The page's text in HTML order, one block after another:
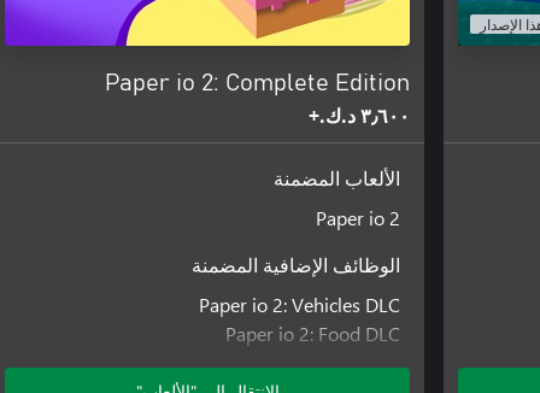
الإصدار
Paper io 2: Complete Edition
٣٫٦٠٠ د.ك.‏+
الألعاب المضمنة
Paper io 2
الوظائف الإضافية المضمنة
Paper io 2: Vehicles DLC
Paper io 2: Food DLC
Paper io 2: Office DLC